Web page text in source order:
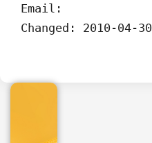
Email:
Changed: 2010-04-